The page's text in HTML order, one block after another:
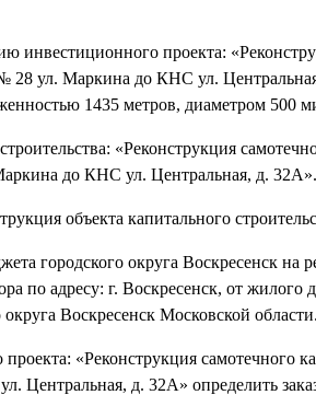
инвестиционного проекта:
28 ул. Маркина до КНС ул.
1435 метров, диаметром 500
«Реконструкция
до КНС ул. Центральная, д. 32А».
объекта капитального
городского округа Воскресенск
по адресу: г. Воскресенск, от
Воскресенск Московской области.
«Реконструкция самотечного
д. 32А» определить